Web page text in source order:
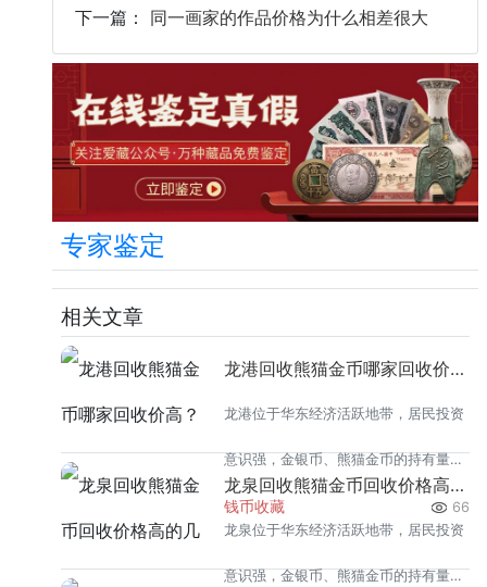
下一篇： 同一画家的作品价格为什么相差很大
专家鉴定
相关文章
龙港回收熊猫金币哪家回收价高？本地榜单
龙港位于华东经济活跃地带，居民投资
意识强，金银币、熊猫金币的持有量在
同类城市里位居前列。每逢金价高位，
钱币收藏 66
龙泉回收熊猫金币回收价格高的几家推荐
龙泉位于华东经济活跃地带，居民投资
意识强，金银币、熊猫金币的持有量在